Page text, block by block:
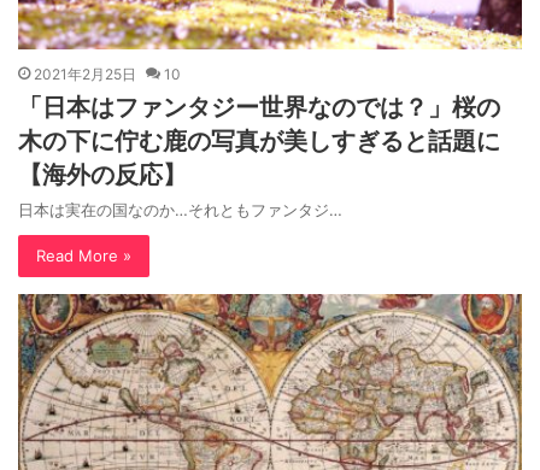
2021年2月25日 10
「日本はファンタジー世界なのでは？」桜の
木の下に佇む鹿の写真が美しすぎると話題に
【海外の反応】
日本は実在の国なのか…それともファンタジ…
Read More »